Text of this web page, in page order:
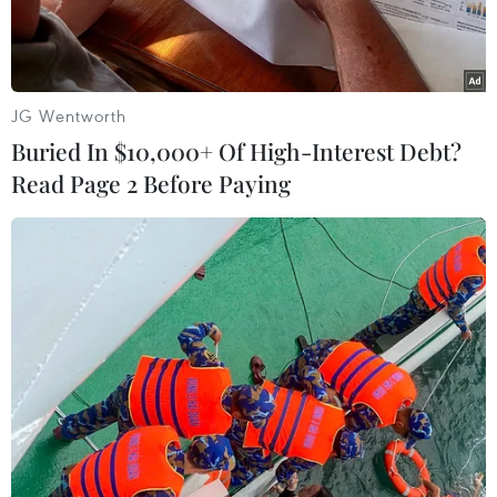
đến Phú Yên với nền nhiệt độ phổ biến 35-37 độ C,
Hà Nội không mưa, thấp nhất 24-26 độ C, cao
nhất 34-36 độ C.
Một gia đình phải mặc áo chống nắng khi phải di chuyển trên
đường. (Ảnh: Hoàng Hiếu/TTXVN)
JG Wentworth
Buried In $10,000+ Of High-Interest Debt?
Read Page 2 Before Paying